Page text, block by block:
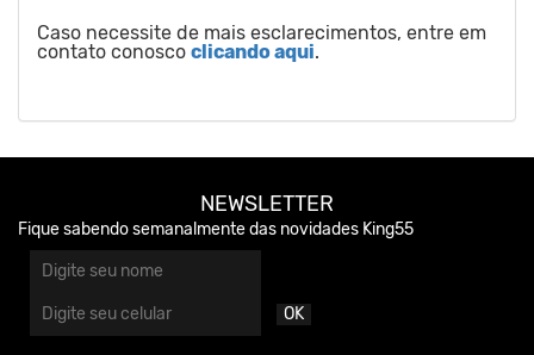
Caso necessite de mais esclarecimentos, entre em
contato conosco clicando aqui.
NEWSLETTER
Fique sabendo semanalmente das novidades King55
OK